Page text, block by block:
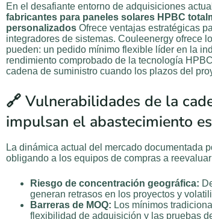
En el desafiante entorno de adquisiciones
fabricantes para paneles solares HPBC
personalizados Ofrece ventajas estratégicas
integradores de sistemas. Couleenergy ofrece
pueden: un pedido mínimo flexible líder en la
rendimiento comprobado de la tecnología
cadena de suministro cuando los plazos del
🔗 Vulnerabilidades de la
impulsan el abastecimiento
La dinámica actual del mercado documentada
obligando a los equipos de compras a
Riesgo de concentración geográfica:
generan retrasos en los proyectos y
Barreras de MOQ: Los mínimos
flexibilidad de adquisición y las pruebas